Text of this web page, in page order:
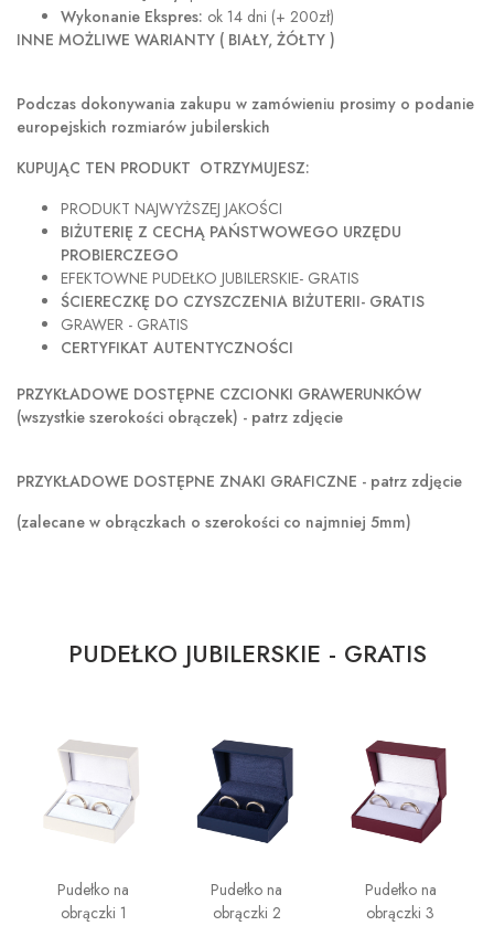
Wykonanie Ekspres: ok 14 dni (+ 200zł)
INNE MOŻLIWE WARIANTY ( BIAŁY, ŻÓŁTY )
Podczas dokonywania zakupu w zamówieniu prosimy o podanie
europejskich rozmiarów jubilerskich
KUPUJĄC TEN PRODUKT OTRZYMUJESZ:
PRODUKT NAJWYŻSZEJ JAKOŚCI
BIŻUTERIĘ Z CECHĄ PAŃSTWOWEGO URZĘDU
PROBIERCZEGO
EFEKTOWNE PUDEŁKO JUBILERSKIE- GRATIS
ŚCIERECZKĘ DO CZYSZCZENIA BIŻUTERII- GRATIS
GRAWER - GRATIS
CERTYFIKAT AUTENTYCZNOŚCI
PRZYKŁADOWE DOSTĘPNE CZCIONKI GRAWERUNKÓW
(wszystkie szerokości obrączek) - patrz zdjęcie
PRZYKŁADOWE DOSTĘPNE ZNAKI GRAFICZNE - patrz zdjęcie
(zalecane w obrączkach o szerokości co najmniej 5mm)
PUDEŁKO JUBILERSKIE - GRATIS
Pudełko na
obrączki 1
Pudełko na
obrączki 2
Pudełko na
obrączki 3